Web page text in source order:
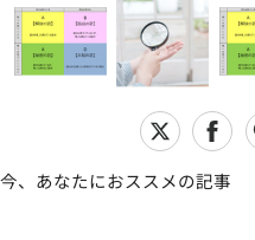
今、あなたにおススメの記事